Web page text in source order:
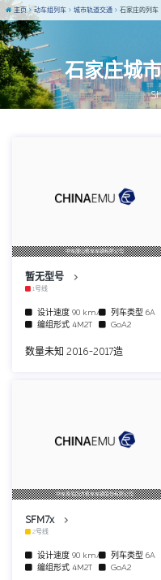
石家庄城
主页 动车组列车 城市轨道交通 石家庄的列车
中车唐山机车车辆有限公司
暂无型号
1号线
设计速度 90 km/h 列车类型 6A
编组形式 4M2T GoA2
数量未知 2016-2017造
中车青岛四方机车车辆股份有限公司
SFM7x
2号线
设计速度 90 km/h 列车类型 6A
编组形式 4M2T GoA2